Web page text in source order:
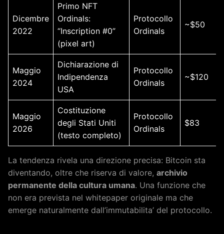
Dicembre
2022
Primo NFT
Ordinals:
“Inscription #0”
(pixel art)
Protocollo
Ordinals
~$50
Maggio
2024
Dichiarazione di
Indipendenza
USA
Protocollo
Ordinals
~$120
Maggio
2026
Costituzione
degli Stati Uniti
(testo completo)
Protocollo
Ordinals
$83
La tendenza rivela una direzione precisa: Bitcoin sta
diventando, oltre che riserva di valore, archivio
permanente della cultura umana. Una funzione che
non era prevista nel whitepaper originale ma che
emerge naturalmente dall’immutabilita’ del protocollo.